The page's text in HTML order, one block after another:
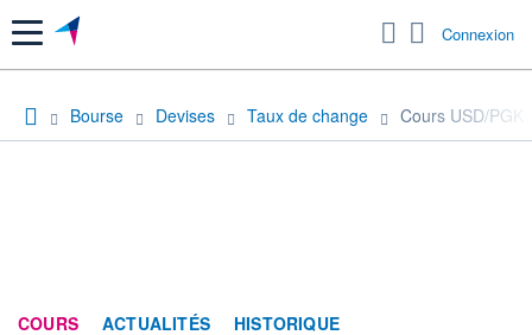
Menu Connexion
Bourse Devises Taux de change Cours USD/PGK
COURS ACTUALITÉS HISTORIQUE